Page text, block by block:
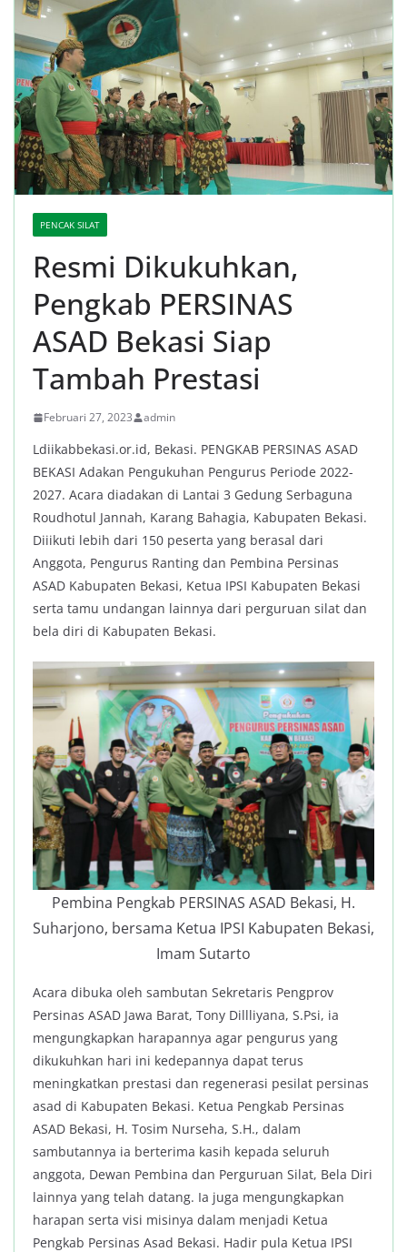
PENCAK SILAT
Resmi Dikukuhkan,
Pengkab PERSINAS
ASAD Bekasi Siap
Tambah Prestasi
Februari 27, 2023 admin
Ldiikabbekasi.or.id, Bekasi. PENGKAB PERSINAS ASAD
BEKASI Adakan Pengukuhan Pengurus Periode 2022-
2027. Acara diadakan di Lantai 3 Gedung Serbaguna
Roudhotul Jannah, Karang Bahagia, Kabupaten Bekasi.
Diiikuti lebih dari 150 peserta yang berasal dari
Anggota, Pengurus Ranting dan Pembina Persinas
ASAD Kabupaten Bekasi, Ketua IPSI Kabupaten Bekasi
serta tamu undangan lainnya dari perguruan silat dan
bela diri di Kabupaten Bekasi.
Pembina Pengkab PERSINAS ASAD Bekasi, H.
Suharjono, bersama Ketua IPSI Kabupaten Bekasi,
Imam Sutarto
Acara dibuka oleh sambutan Sekretaris Pengprov
Persinas ASAD Jawa Barat, Tony Dillliyana, S.Psi, ia
mengungkapkan harapannya agar pengurus yang
dikukuhkan hari ini kedepannya dapat terus
meningkatkan prestasi dan regenerasi pesilat persinas
asad di Kabupaten Bekasi. Ketua Pengkab Persinas
ASAD Bekasi, H. Tosim Nurseha, S.H., dalam
sambutannya ia berterima kasih kepada seluruh
anggota, Dewan Pembina dan Perguruan Silat, Bela Diri
lainnya yang telah datang. Ia juga mengungkapkan
harapan serta visi misinya dalam menjadi Ketua
Pengkab Persinas Asad Bekasi. Hadir pula Ketua IPSI